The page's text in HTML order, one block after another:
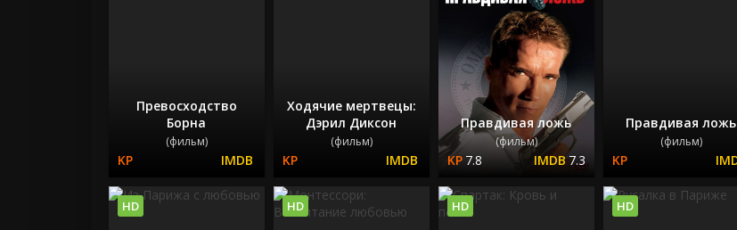
Превосходство
Борна
(фильм)
Ходячие мертвецы:
Дэрил Диксон
(фильм)
Правдивая ложь
(фильм)
7.8 7.3
Правдивая ложь
(фильм)
HD HD HD HD